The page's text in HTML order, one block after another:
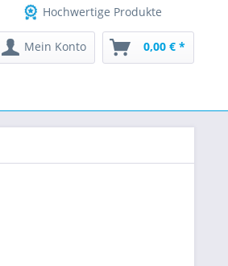
Hochwertige Produkte
Mein Konto 0,00 € *